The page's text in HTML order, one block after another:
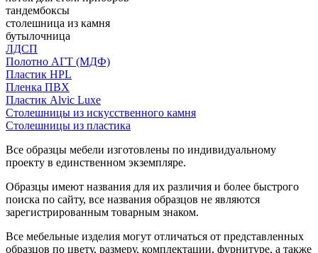
тандембоксы
столешница из камня
бутылочница
ЛДСП
Полотно АГТ (МДФ)
Пластик HPL
Пленка ПВХ
Пластик Alvic Luxe
Столешницы из искусственного камня
Столешницы из пластика
Все образцы мебели изготовлены по индивидуальному
проекту в единственном экземпляре.
Образцы имеют названия для их различия и более быстрого
поиска по сайту, все названия образцов не являются
зарегистрированным товарным знаком.
Все мебельные изделия могут отличаться от представленных
образцов по цвету, размеру, комплектации, фурнитуре, а также